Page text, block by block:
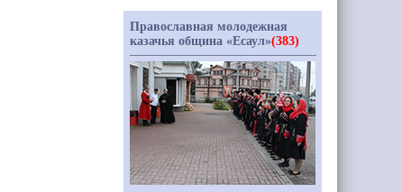
Православная молодежная
казачья община «Есаул»(383)